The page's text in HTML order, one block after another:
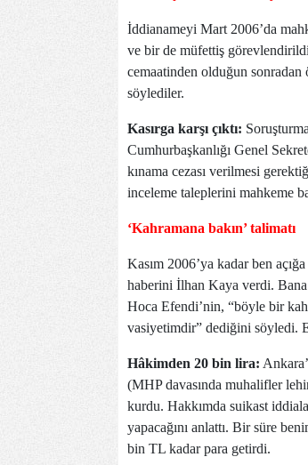
İddianameyi Mart 2006’da
ve bir de müfettiş
cemaatinden olduğun sonradan
söylediler.
Kasırga karşı çıktı:
Cumhurbaşkanlığı Genel
kınama cezası verilmesi
inceleme taleplerini mahkeme
‘Kahramana bakın’ talimatı
Kasım 2006’ya kadar ben
haberini İlhan Kaya verdi. Bana
Hoca Efendi’nin, “böyle bir
vasiyetimdir” dediğini söyledi.
Hâkimden 20 bin lira:
(MHP davasında muhalifler
kurdu. Hakkımda suikast
yapacağını anlattı. Bir süre
bin TL kadar para getirdi.